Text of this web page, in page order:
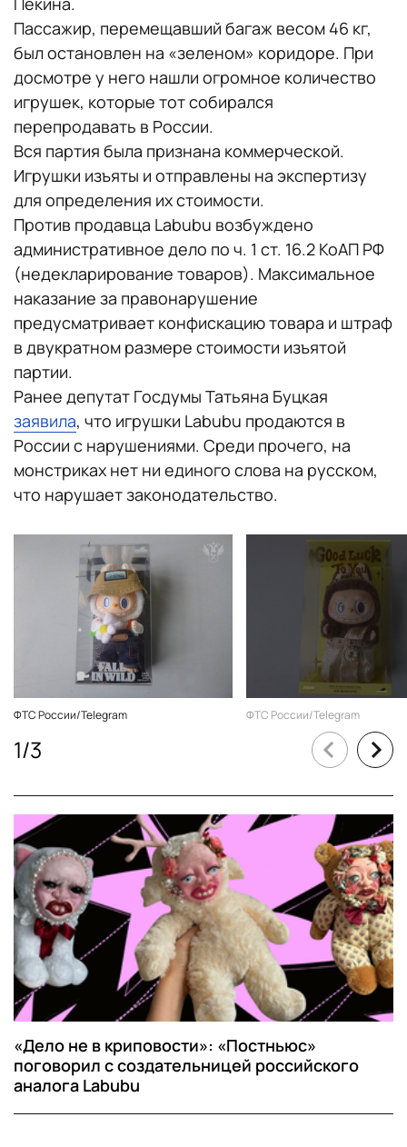
Пассажир, перемещавший багаж весом 46 кг,
был остановлен на «зеленом» коридоре. При
досмотре у него нашли огромное количество
игрушек, которые тот собирался
перепродавать в России.
Вся партия была признана коммерческой.
Игрушки изъяты и отправлены на экспертизу
для определения их стоимости.
Против продавца Labubu возбуждено
административное дело по ч. 1 ст. 16.2 КоАП РФ
(недекларирование товаров). Максимальное
наказание за правонарушение
предусматривает конфискацию товара и штраф
в двукратном размере стоимости изъятой
партии.
Ранее депутат Госдумы Татьяна Буцкая
заявила, что игрушки Labubu продаются в
России с нарушениями. Среди прочего, на
монстриках нет ни единого слова на русском,
что нарушает законодательство.
ФТС России/Telegram ФТС России/Telegram
1/3
«Дело не в криповости»: «Постньюс»
поговорил с создательницей российского
аналога Labubu